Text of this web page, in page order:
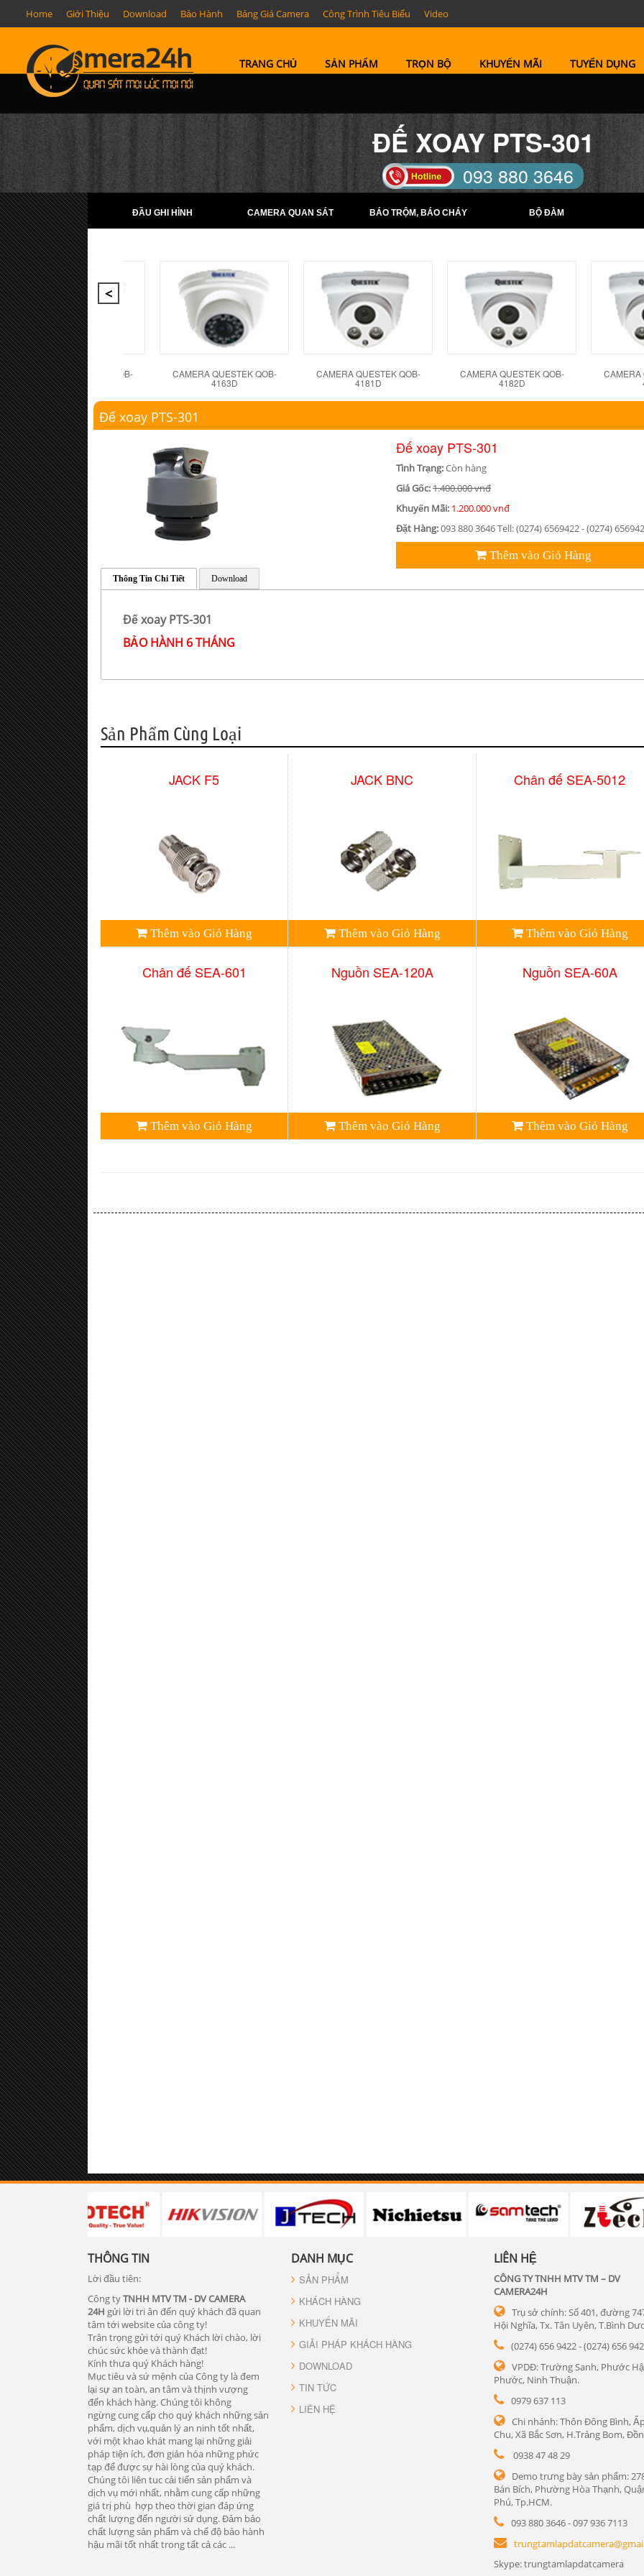
Home Giới Thiệu Download Bảo Hành Bảng Giá Camera Công Trình Tiêu Biểu Video
TRANG CHỦ SẢN PHẨM TRỌN BỘ KHUYẾN MÃI TUYỂN DỤNG
ĐẾ XOAY PTS-301
093 880 3646
TELL: (0274) 6569422 -
(0274) 6569423
ĐẦU GHI HÌNH CAMERA QUAN SÁT BÁO TRỘM, BÁO CHÁY BỘ ĐÀM
CAMERA QUESTEK QOB-
4162D
CAMERA QUESTEK QOB-
4163D
CAMERA QUESTEK QOB-
4181D
CAMERA QUESTEK QOB-
4182D
CAMERA
Đế xoay PTS-301
Đế xoay PTS-301
Tình Trạng:Còn hàng
Giá Gốc:1.400.000 vnđ
Khuyến Mãi: 1.200.000 vnđ
Đặt Hàng:093 880 3646 Tell: (0274) 6569422 - (0274)
Thêm vào Giỏ Hàng
Thông Tin Chi Tiết Download
Đế xoay PTS-301
BẢO HÀNH 6 THÁNG
Sản Phẩm Cùng Loại
JACK F5
Thêm vào Giỏ Hàng
JACK BNC
Thêm vào Giỏ Hàng
Chân đế SEA-5012
Thêm vào Giỏ Hàng
Chân đế SEA-601
Thêm vào Giỏ Hàng
Nguồn SEA-120A
Thêm vào Giỏ Hàng
Nguồn SEA-60A
Thêm vào Giỏ Hàng
THÔNG TIN
Lời đầu tiên:
Công tyTNHH MTV TM - DV CAMERA
24H gửi lời tri ân đến quý khách đã quan
tâm tới website của công ty!
Trân trọng gửi tới quý Khách lời chào, lời
chúc sức khỏe và thành đạt!
Kính thưa quý Khách hàng!
Mục tiêu và sứ mệnh của Công ty là đem
lại sự an toàn, an tâm và thịnh vượng
đến khách hàng. Chúng tôi không
ngừng cung cấp cho quý khách những sản
phẩm, dịch vụ,quản lý an ninh tốt nhất,
với một khao khát mang lại những giải
pháp tiện ích, đơn giản hóa những phức
tạp để được sự hài lòng của quý khách.
Chúng tôi liên tuc cải tiến sản phẩm và
dịch vụ mới nhất, nhằm cung cấp những
giá trị phù hợp theo thời gian đáp ứng
chất lượng đến người sử dụng. Đảm bảo
chất lượng sản phẩm và chế độ bảo hành
hậu mãi tốt nhất trong tất cả các ...
DANH MỤC
SẢN PHẨM
KHÁCH HÀNG
KHUYẾN MÃI
GIẢI PHÁP KHÁCH HÀNG
DOWNLOAD
TIN TỨC
LIÊN HỆ
LIÊN HỆ
CÔNG TY TNHH MTV TM – DV
CAMERA24H
Trụ sở chính: Số 401, đường
Hội Nghĩa, Tx. Tân Uyên, T.Bình
(0274) 656 9422 - (0274) 656
VPDĐ: Trường Sanh, Phước
Phước, Ninh Thuận.
0979 637 113
Chi nhánh: Thôn Đông Bình,
Chu, Xã Bắc Sơn, H.Trảng Bom,
0938 47 48 29
Demo trưng bày sản phẩm:
Bán Bích, Phường Hòa Thạnh,
Phú, Tp.HCM.
093 880 3646 - 097 936 7113
Skype: trungtamlapdatcamera